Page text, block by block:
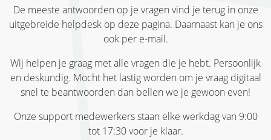
De meeste antwoorden op je vragen vind je terug in onze
uitgebreide helpdesk op deze pagina. Daarnaast kan je ons
ook per e-mail.
Wij helpen je graag met alle vragen die je hebt. Persoonlijk
en deskundig. Mocht het lastig worden om je vraag digitaal
snel te beantwoorden dan bellen we je gewoon even!
Onze support medewerkers staan elke werkdag van 9:00
tot 17:30 voor je klaar.